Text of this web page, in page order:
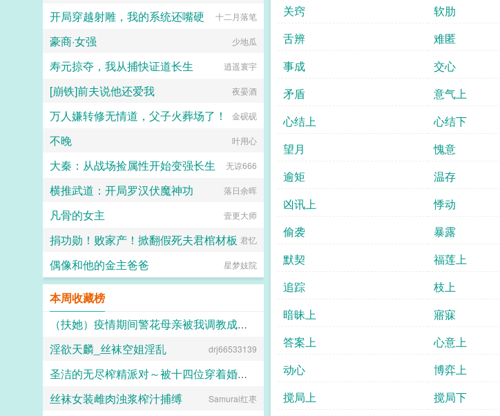
关窍
软肋
舌辨
难匿
事成
交心
矛盾
意气上
心结上
心结下
望月
愧意
逾矩
温存
凶讯上
悸动
偷袭
暴露
默契
福莲上
追踪
枝上
暗昧上
寤寐
答案上
心意上
动心
博弈上
搅局上
搅局下
她望着镜中风韵绝佳的高位者，不由
怔怔娘娘当真貌美。 这得多亏先
帝去得早。沈太后挑眉轻笑，神情愉
凭借的不止有美貌。貌美心狠，方成
大事。阅读须知 1本文为传统型
宫斗权谋，非甜宠，男非c 背景
架空，节奏慢热（尤其在前期），会
偏一点群像 2女主过程成长结局
独美，狗皇帝挫骨扬灰（物理＋心
理） 3配角妃嫔大多为自身家族
复仇宫斗，自割腿肉，宫斗权谋小
白，会努力写得有逻辑qaq感谢小天
使们的支持和喜欢！宫斗预收独占圣
心娘娘是朵菟丝花盛宠如她娘娘她是
爱躺平推推宫斗预收独占圣心宫女上
辰那日，盈桃从官家小姐沦为宫中罪
奴，剥夺姓名，发配行宫。她苦心经
营十年，趁着新帝即位，使巧计拿回
姓名回到皇宫。 只时运不济，撞
上嫔妃们暗斗，被贤妃当作添堵的玩
意儿，指给面善心妒的胡婕妤。
盈桃立时低掩一张娇面，决定韬光养
晦，静待时机。 她从不打扮招展
会傻傻的笑脸相迎。 终
盈六宫。 莺莺燕燕如蝶飞，
踏足。 逼得胡婕妤要在自己宫中
开局穿越射雕，我的系统还嘴硬 十二月落笔
豪商·女强 少地瓜
寿元掠夺，我从捕快证道长生 逍遥寰宇
[崩铁]前夫说他还爱我 夜晏酒
万人嫌转修无情道，父子火葬场了！ 金砚砚
不晚 叶用心
大秦：从战场捡属性开始变强长生 无谅666
横推武道：开局罗汉伏魔神功 落日余晖
凡骨的女主 壹更大师
捐功勋！败家产！掀翻假死夫君棺材板 君忆
偶像和他的金主爸爸 星梦妓院
本周收藏榜
（扶她）疫情期间警花母亲被我调教成三洞全开的肉便器母狗
霜染official
淫欲天麟_丝袜空姐淫乱 drj66533139
圣洁的无尽榨精派对～被十四位穿着婚纱的舰娘新娘们在教堂内献上身体的集体婚礼～
火锅气候
丝袜女装雌肉浊浆榨汁捕缚 Samurai红枣